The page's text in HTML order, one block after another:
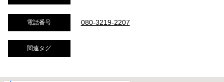
電話番号 080-3219-2207
関連タグ